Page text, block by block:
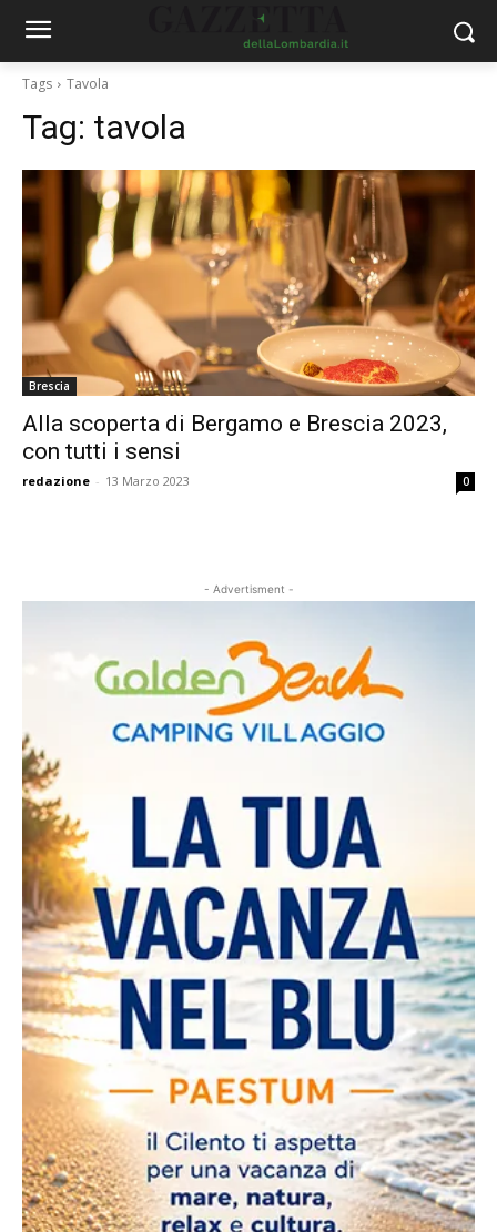
Tags Tavola
Tag: tavola
Brescia
Alla scoperta di Bergamo e Brescia 2023,
con tutti i sensi
redazione - 13 Marzo 2023 0
- Advertisment -